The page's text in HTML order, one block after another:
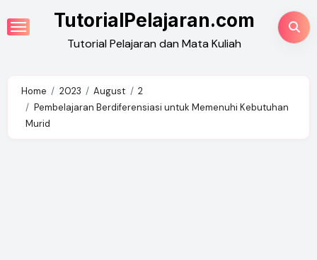
to
TutorialPelajaran.com
Tutorial Pelajaran dan Mata Kuliah
Home 2023 August
2
Pembelajaran Berdiferensiasi untuk Memenuhi Kebutuhan
Murid